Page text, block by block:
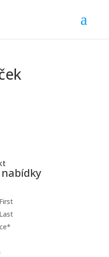
First
Last
*